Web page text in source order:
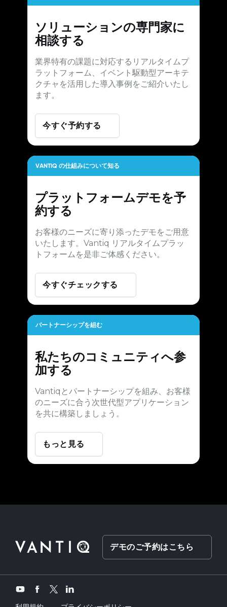
ソリューションの専門家に
相談する
業界特有の課題に対応するリアルタイムプ
ラットフォーム、イベント駆動型アーキテ
クチャを活用した導入事例をご紹介いたし
ます。
今すぐ予約する
VANTIQ の仕組みについて知る
プラットフォームデモを予
約する
お客様のニーズに寄り添ったデモをご用意
いたします。Vantiq リアルタイムプラッ
トフォームを是非ご体感ください。
今すぐチェックする
パートナーシップを組む
私たちのコミュニティへ参
加する
Vantiqとパートナーシップを組み、お客様
のニーズに合う次世代型アプリケーション
を共に構築しましょう。
もっと見る
デモのご予約はこちら
YouTubeFacebookTwitterLinkedIn